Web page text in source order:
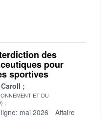
des
pour
sportives
ET DU
mai 2026
Affaire